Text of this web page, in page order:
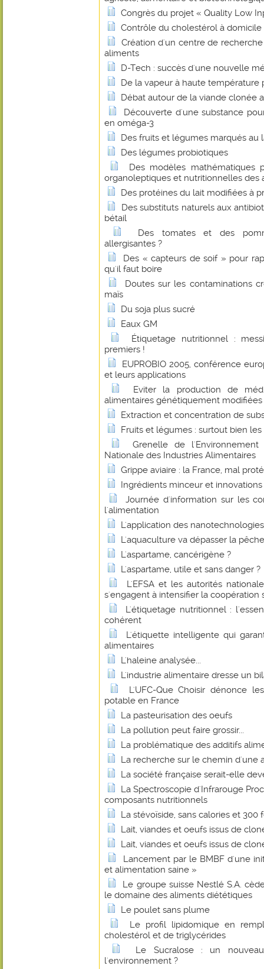
Congrès du projet « Quality Low
Contrôle du cholestérol à domicile
Création d'un centre de
aliments
D-Tech : succès d'une nouvelle
De la vapeur à haute température
Débat autour de la viande clonée
Découverte d'une substance
en oméga-3
Des fruits et légumes marqués au
Des légumes probiotiques
Des modèles mathématiques
organoleptiques et nutritionnelles des
Des protéines du lait modifiées à
Des substituts naturels aux
bétail
Des tomates et des
allergisantes ?
Des « capteurs de soif » pour
qu'il faut boire
Doutes sur les contaminations
maïs
Du soja plus sucré
Eaux GM
Étiquetage nutritionnel :
premiers !
EUPROBIO 2005, conférence
et leurs applications
Eviter la production de
alimentaires génétiquement modifiées
Extraction et concentration de
Fruits et légumes : surtout bien les
Grenelle de
Nationale des Industries Alimentaires
Grippe aviaire : la France, mal
Ingrédients minceur et innovations
Journée d'information sur les
l'alimentation
L'application des
L'aquaculture va dépasser la
L'aspartame, cancérigène ?
L'aspartame, utile et sans danger ?
L'EFSA et les autorités
s'engagent à intensifier la coopération
L'étiquetage nutritionnel :
cohérent
L'étiquette intelligente qui
alimentaires
L'haleine analysée...
L'industrie alimentaire dresse un
L'UFC-Que Choisir dénonce
potable en France
La pasteurisation des oeufs
La pollution peut faire grossir...
La problématique des additifs
La recherche sur le chemin d'une
La société française serait-elle
La Spectroscopie d'Infrarouge
composants nutritionnels
La stévoïside, sans calories et
Lait, viandes et oeufs issus de
Lait, viandes et oeufs issus de
Lancement par le BMBF d'une
et alimentation saine »
Le groupe suisse Nestlé S.A.
le domaine des aliments diététiques
Le poulet sans plume
Le profil lipidomique en
cholestérol et de triglycérides
Le Sucralose : un
l'environnement ?